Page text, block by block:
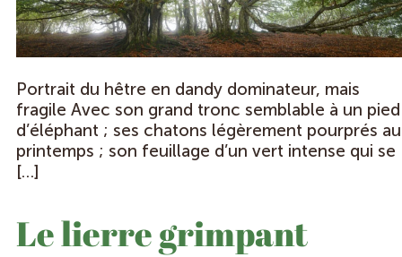
Portrait du hêtre en dandy dominateur, mais
fragile Avec son grand tronc semblable à un pied
d’éléphant ; ses chatons légèrement pourprés au
printemps ; son feuillage d’un vert intense qui se
[…]
Le lierre grimpant